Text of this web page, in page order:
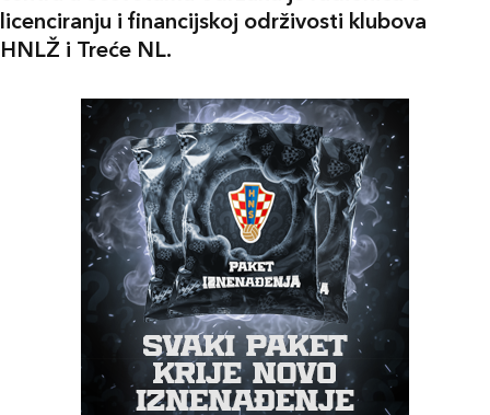
licenciranju i financijskoj održivosti klubova
HNLŽ i Treće NL.